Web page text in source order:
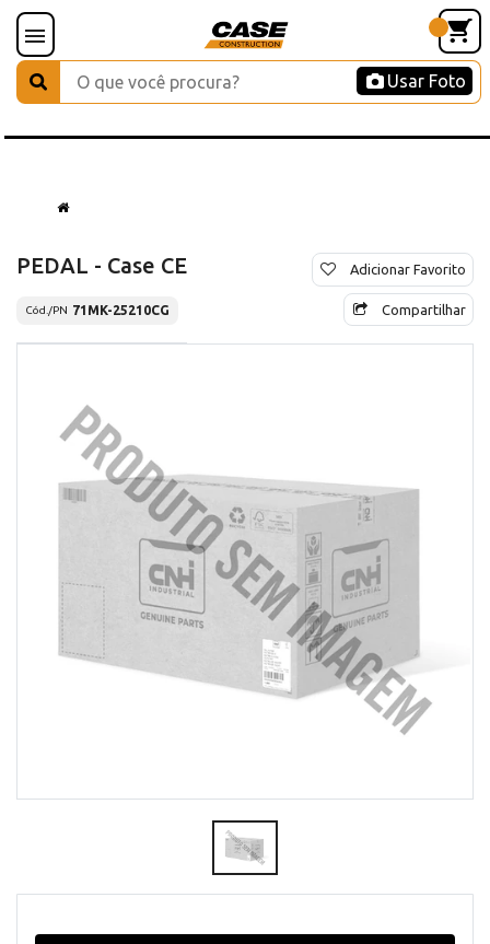
Usar Foto
PEDAL - Case CE
Cód./PN 71MK-25210CG
Adicionar Favorito
Compartilhar